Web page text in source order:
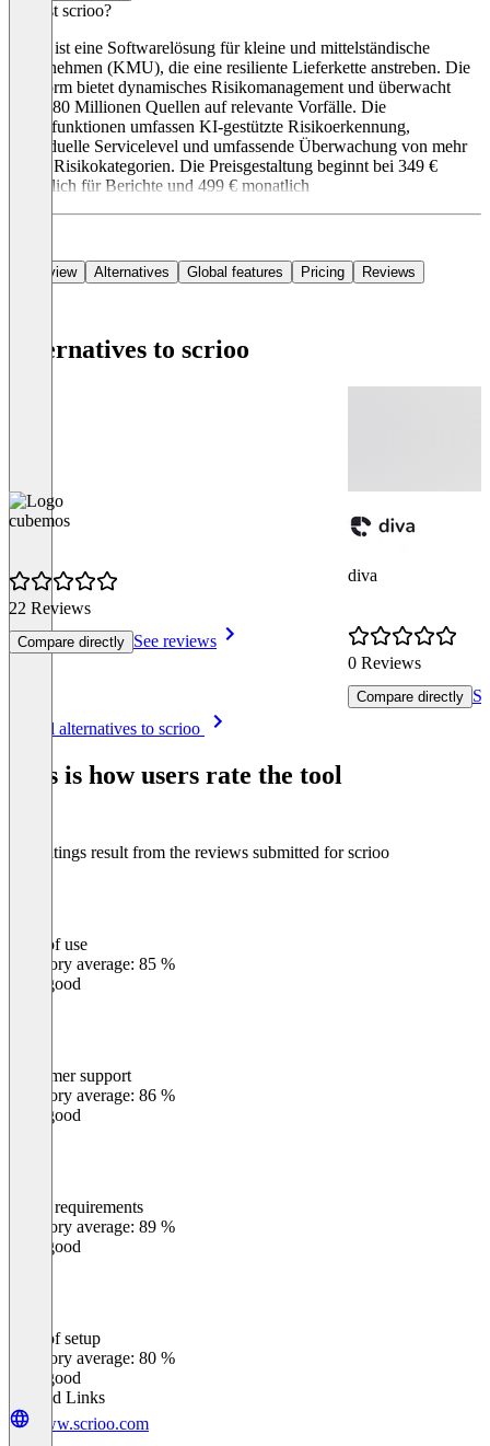
Was ist scrioo?
scrioo ist eine Softwarelösung für kleine und mittelständische
Unternehmen (KMU), die eine resiliente Lieferkette anstreben. Die
Plattform bietet dynamisches Risikomanagement und überwacht
über 180 Millionen Quellen auf relevante Vorfälle. Die
Hauptfunktionen umfassen KI-gestützte Risikoerkennung,
individuelle Servicelevel und umfassende Überwachung von mehr
als 60 Risikokategorien. Die Preisgestaltung beginnt bei 349 €
monatlich für Berichte und 499 € monatlich
Overview Alternatives Global features Pricing Reviews
Alternatives to scrioo
cubemos
22 Reviews
Compare directly See reviews
diva
0 Reviews
Compare directly
See all alternatives to scrioo
This is how users rate the tool
The ratings result from the reviews submitted for scrioo
Ease of use
Category average: 85 %
Very good
Customer support
Category average: 86 %
Very good
Meets requirements
Category average: 89 %
Very good
Ease of setup
Category average: 80 %
Very good
Related Links
www.scrioo.com